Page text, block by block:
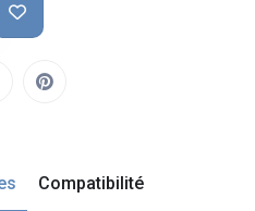
Compatibilité